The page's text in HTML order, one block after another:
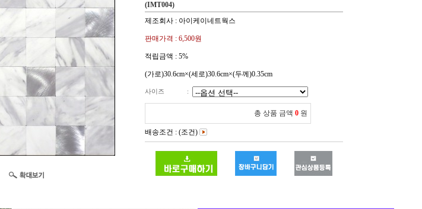
(IMT004)
제조회사 : 아이케이네트웍스
판매가격 : 6,500원
적립금액 : 5%
(가로)30.6cm×(세로)30.6cm×(두께)0.35cm
사이즈 :
총 상품 금액 0 원
배송조건 : (조건)